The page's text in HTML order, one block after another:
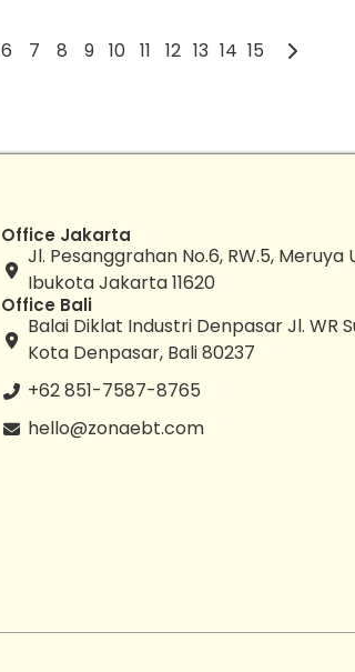
6 7 8 9 10 11 12 13 14 15
Office Jakarta
Jl. Pesanggrahan No.6, RW.5,
Ibukota Jakarta 11620
Office Bali
Balai Diklat Industri Denpasar Jl. WR
Kota Denpasar, Bali 80237
+62 851-7587-8765
hello@zonaebt.com